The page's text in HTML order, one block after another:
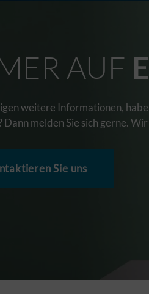
AUF
weitere Informationen,
Dann melden Sie sich gerne.
Sie uns